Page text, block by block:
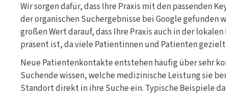
Wir sorgen dafür, dass Ihre Praxis mit den passenden
der organischen Suchergebnisse bei Google gefunden
großen Wert darauf, dass Ihre Praxis auch in der
präsent ist, da viele Patientinnen und Patienten
Neue Patientenkontakte entstehen häufig über sehr
Suchende wissen, welche medizinische Leistung sie
Standort direkt in ihre Suche ein. Typische Beispiele